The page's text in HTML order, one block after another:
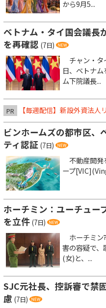
から9月5...
ベトナム・タイ国会議長
を再確認 (7日)
チャン・タ
日、ベトナ
ム下院議長...
PR 【毎週配信】新設外資法
ビンホームズの都市区、
ティ認証 (7日)
不動産開発
ープ
ホーチミン：ユーチュー
を立件 (7日)
ホーチミン
害の容疑で、
(女)と、...
SJC元社長、控訴審で
慮 (7日)